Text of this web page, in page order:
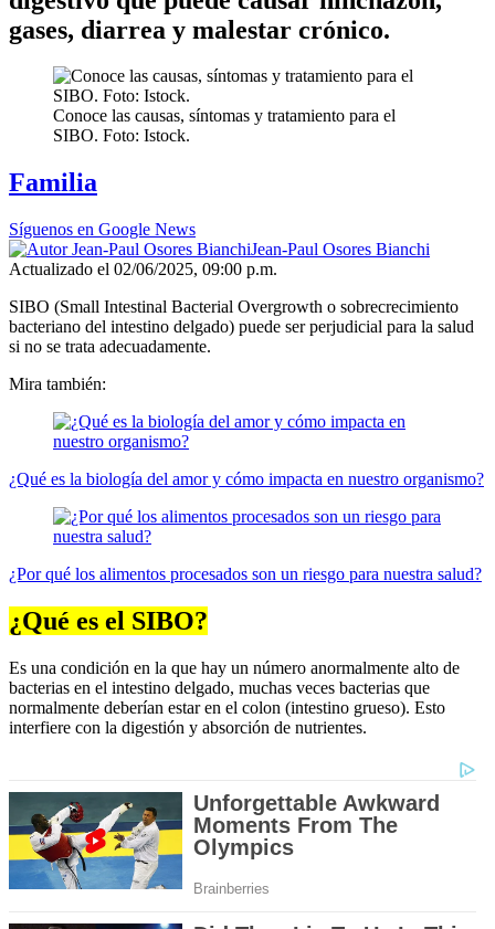
gases, diarrea y malestar crónico.
Conoce las causas, síntomas y tratamiento para el
SIBO. Foto: Istock.
Familia
Síguenos en Google News
Jean-Paul Osores Bianchi
Actualizado el 02/06/2025, 09:00 p.m.
SIBO (Small Intestinal Bacterial Overgrowth o sobrecrecimiento
bacteriano del intestino delgado) puede ser perjudicial para la salud
si no se trata adecuadamente.
Mira también:
¿Qué es la biología del amor y cómo impacta en nuestro organismo?
¿Por qué los alimentos procesados son un riesgo para nuestra salud?
¿Qué es el SIBO?
Es una condición en la que hay un número anormalmente alto de
bacterias en el intestino delgado, muchas veces bacterias que
normalmente deberían estar en el colon (intestino grueso). Esto
interfiere con la digestión y absorción de nutrientes.